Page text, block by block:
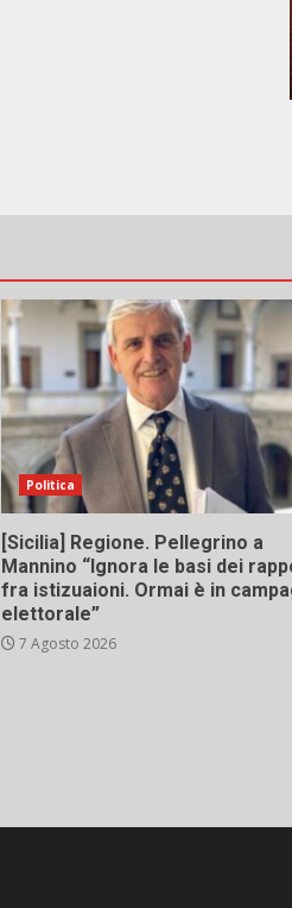
Politica
[Sicilia] Regione. Pellegrino a
Mannino “Ignora le basi dei
fra istizuaioni. Ormai è in
elettorale”
7 Agosto 2026